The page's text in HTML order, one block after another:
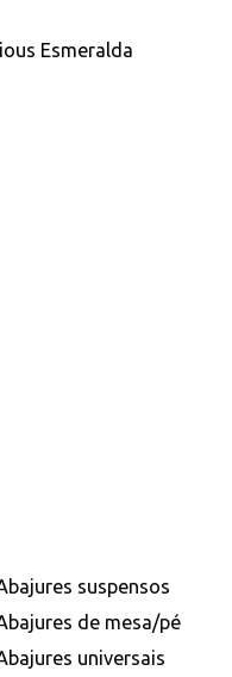
Esmeralda
suspensos
de mesa/pé
universais